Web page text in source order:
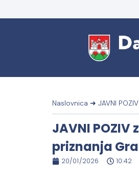
Naslovnica ➜ JAVNI
JAVNI
priznanja
20/01/2026 10:42